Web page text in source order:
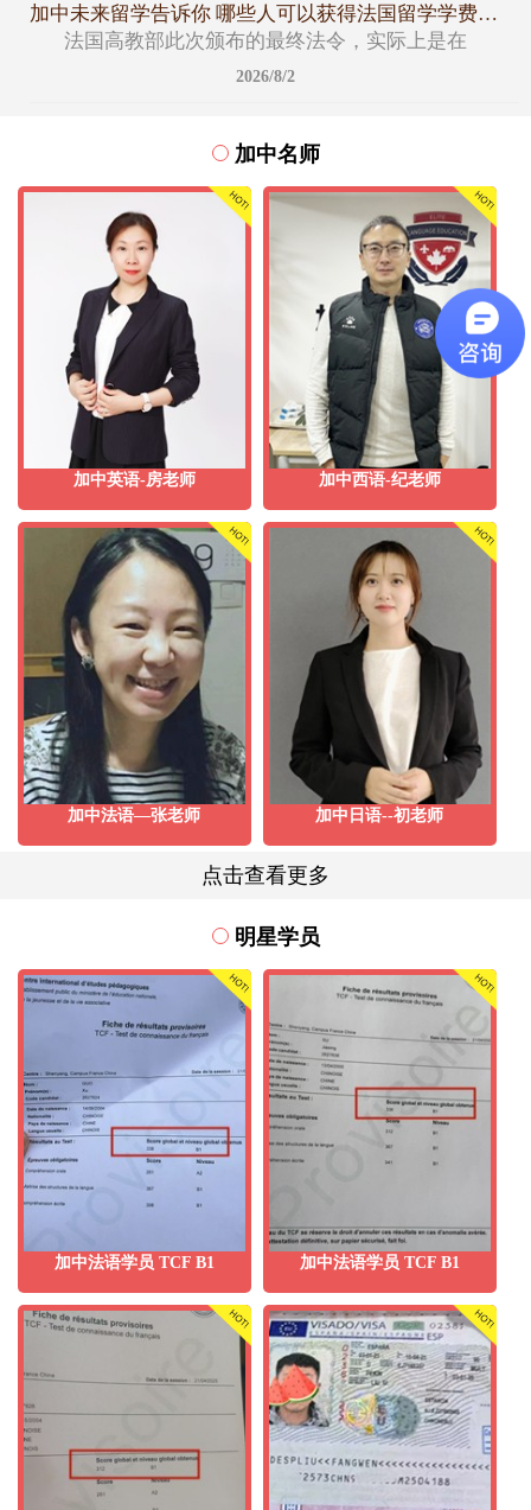
加中未来留学告诉你 哪些人可以获得法国留学学费减免名额
法国高教部此次颁布的最终法令，实际上是在
2026/8/2
加中名师
加中英语-房老师 加中西语-纪老师
加中法语—张老师 加中日语--初老师
点击查看更多
明星学员
加中法语学员 TCF B1 加中法语学员 TCF B1